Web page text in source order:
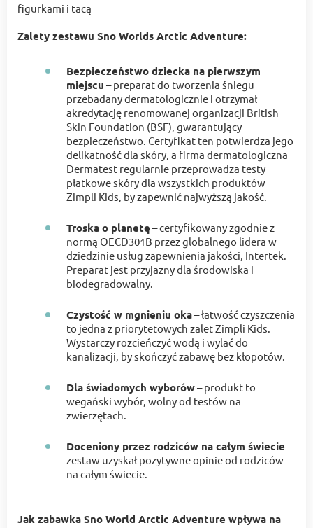
figurkami i tacą
Zalety zestawu Sno Worlds Arctic Adventure:
Bezpieczeństwo dziecka na pierwszym
miejscu – preparat do tworzenia śniegu
przebadany dermatologicznie i otrzymał
akredytację renomowanej organizacji British
Skin Foundation (BSF), gwarantujący
bezpieczeństwo. Certyfikat ten potwierdza jego
delikatność dla skóry, a firma dermatologiczna
Dermatest regularnie przeprowadza testy
płatkowe skóry dla wszystkich produktów
Zimpli Kids, by zapewnić najwyższą jakość.
Troska o planetę – certyfikowany zgodnie z
normą OECD301B przez globalnego lidera w
dziedzinie usług zapewnienia jakości, Intertek.
Preparat jest przyjazny dla środowiska i
biodegradowalny.
Czystość w mgnieniu oka– łatwość czyszczenia
to jedna z priorytetowych zalet Zimpli Kids.
Wystarczy rozcieńczyć wodą i wylać do
kanalizacji, by skończyć zabawę bez kłopotów.
Dla świadomych wyborów– produkt to
wegański wybór, wolny od testów na
zwierzętach.
Doceniony przez rodziców na całym świecie –
zestaw uzyskał pozytywne opinie od rodziców
na całym świecie.
Jak zabawka Sno World Arctic Adventure wpływa na